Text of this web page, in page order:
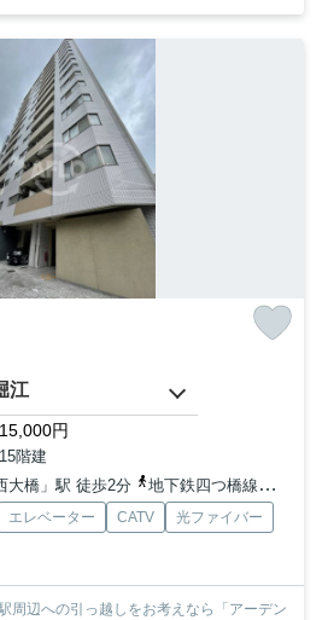
江
円
階建
大橋」駅 徒歩2分
地下鉄四つ橋線「四ツ橋」駅 徒歩4分
エレベーター CATV
光ファイバー
周辺への引っ越しをお考えなら「アーデン